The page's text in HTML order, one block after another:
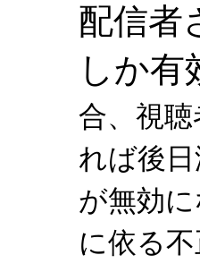
配信者
しか有
合、視
れば後
が無効
に依る